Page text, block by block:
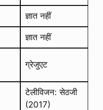
ज्ञात नहीं
ज्ञात नहीं
ग्रेजुएट
टेलीविजन: सेठजी
(2017)